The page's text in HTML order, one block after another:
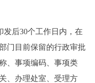
人文北京
视频北京
后30个工作日内，在
门目前保留的行政审批
、事项编码、事项类
、办理处室、受理方